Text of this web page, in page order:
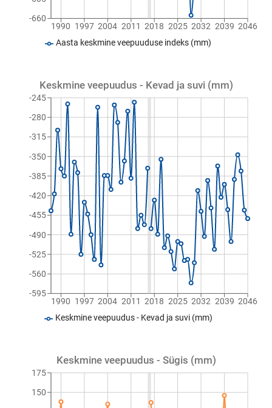
1990 1997 2004 2011 2018 2025 2032 2039 2046
-660
Aasta keskmine veepuuduse indeks (mm)
Keskmine veepuudus - Kevad ja suvi (mm)
1990 1997 2004 2011 2018 2025 2032 2039 2046
-595
-560
-525
-490
-455
-420
-385
-350
-315
-280
-245
Keskmine veepuudus - Kevad ja suvi (mm)
Keskmine veepuudus - Sügis (mm)
150
175